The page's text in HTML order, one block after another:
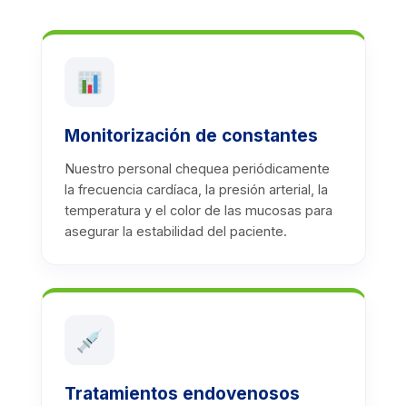
Monitorización de constantes
Nuestro personal chequea periódicamente
la frecuencia cardíaca, la presión arterial, la
temperatura y el color de las mucosas para
asegurar la estabilidad del paciente.
Tratamientos endovenosos